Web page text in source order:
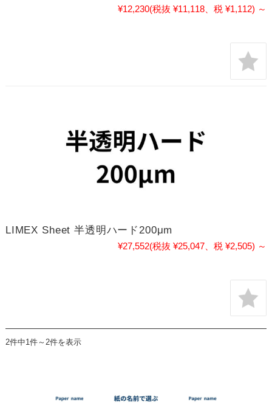
¥12,230(税抜 ¥11,118、税 ¥1,112) ～
LIMEX Sheet 半透明ハード200μm
¥27,552(税抜 ¥25,047、税 ¥2,505) ～
2件中1件～2件を表示